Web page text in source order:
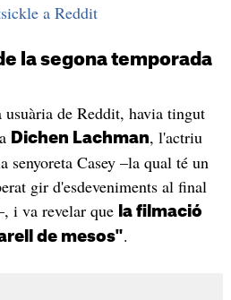
a Reddit
la segona temporada
usuària de Reddit, havia tingut
Dichen Lachman, l'actriu
senyoreta Casey –la qual té un
gir d'esdeveniments al final
i va revelar que la filmació
de mesos".